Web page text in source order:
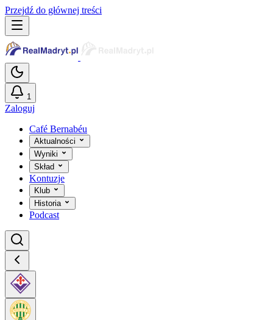
Przejdź do głównej treści
1
Zaloguj
Café Bernabéu
Aktualności
Wyniki
Skład
Kontuzje
Klub
Historia
Podcast